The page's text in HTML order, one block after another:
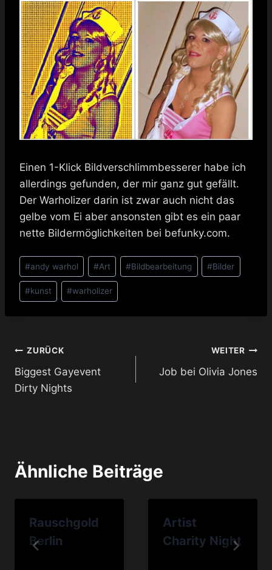
Einen 1-Klick Bildverschlimmbesserer habe ich
allerdings gefunden, der mir ganz gut gefällt.
Der Warholizer darin ist zwar auch nicht das
gelbe vom Ei aber ansonsten gibt es ein paar
nette Bildermöglichkeiten bei befunky.com.
Schlagworte:
#andy warhol #Art #Bildbearbeitung #Bilder
#kunst #warholizer
Beitragsnavigation
ZURÜCK
Biggest Gayevent
Dirty Nights
WEITER
Job bei Olivia Jones
Ähnliche Beiträge
Rauschgold
Berlin
Artist
Charity Night